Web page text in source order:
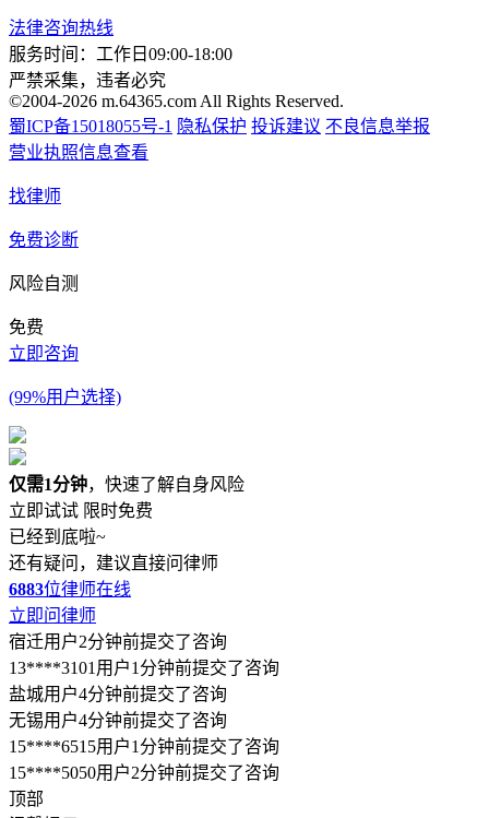
法律咨询热线
服务时间：工作日09:00-18:00
严禁采集，违者必究
©2004-2026 m.64365.com All Rights Reserved.
蜀ICP备15018055号-1 隐私保护 投诉建议 不良信息举报
营业执照信息查看
找律师
免费诊断
风险自测
免费
立即咨询
(99%用户选择)
仅需1分钟，快速了解自身风险
立即试试 限时免费
已经到底啦~
还有疑问，建议直接问律师
6883位律师在线
立即问律师
宿迁用户2分钟前提交了咨询
13****3101用户1分钟前提交了咨询
盐城用户4分钟前提交了咨询
无锡用户4分钟前提交了咨询
15****6515用户1分钟前提交了咨询
15****5050用户2分钟前提交了咨询
顶部